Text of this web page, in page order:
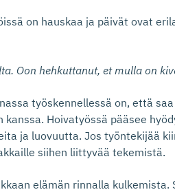
on hauskaa ja päivät ovat
Oon hehkuttanut, et mulla on
työskennellessä on, että
Hoivatyössä pääsee
ja luovuutta. Jos työntekijää
siihen liittyvää tekemistä.
elämän rinnalla kulkemista.